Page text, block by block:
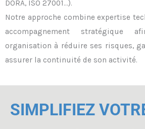
DORA, ISO 27001…).
Notre approche combine expertise
accompagnement stratégique
organisation à réduire ses risques,
assurer la continuité de son activité.
SIMPLIFIEZ